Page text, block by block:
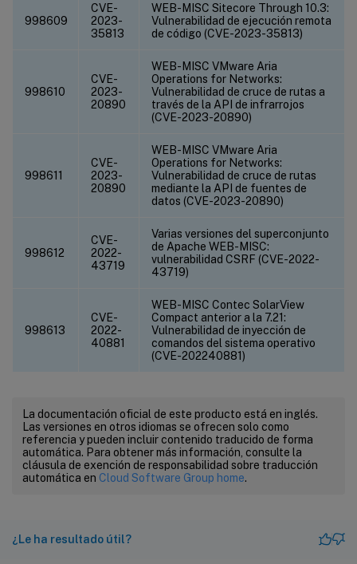
998609
CVE-
2023-
35813
WEB-MISC Sitecore Through 10.3:
Vulnerabilidad de ejecución remota
de código (CVE-2023-35813)
998610
CVE-
2023-
20890
WEB-MISC VMware Aria
Operations for Networks:
Vulnerabilidad de cruce de rutas a
través de la API de infrarrojos
(CVE-2023-20890)
998611
CVE-
2023-
20890
WEB-MISC VMware Aria
Operations for Networks:
Vulnerabilidad de cruce de rutas
mediante la API de fuentes de
datos (CVE-2023-20890)
998612
CVE-
2022-
43719
Varias versiones del superconjunto
de Apache WEB-MISC:
vulnerabilidad CSRF (CVE-2022-
43719)
998613
CVE-
2022-
40881
WEB-MISC Contec SolarView
Compact anterior a la 7.21:
Vulnerabilidad de inyección de
comandos del sistema operativo
(CVE-202240881)
La documentación oficial de este producto está en inglés.
Las versiones en otros idiomas se ofrecen solo como
referencia y pueden incluir contenido traducido de forma
automática. Para obtener más información, consulte la
cláusula de exención de responsabilidad sobre traducción
automática en Cloud Software Group home.
¿Le ha resultado útil?